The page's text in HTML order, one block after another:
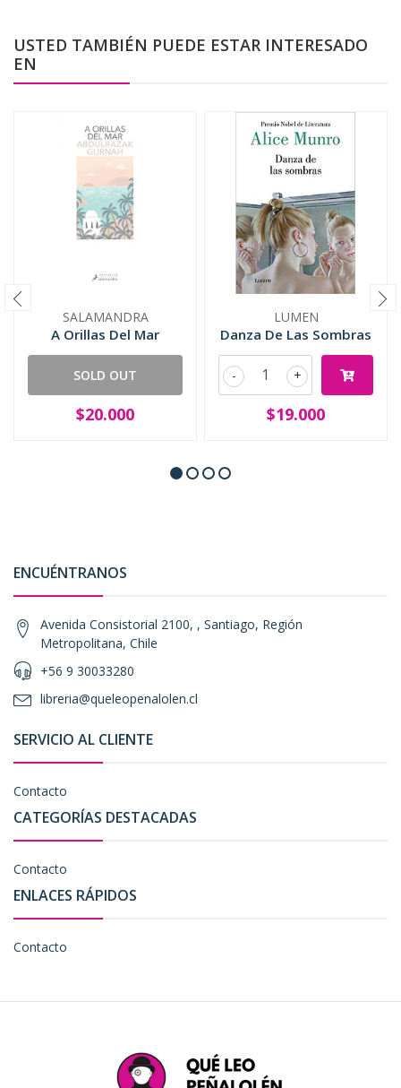
USTED TAMBIÉN PUEDE ESTAR INTERESADO
EN
SALAMANDRA
A Orillas Del Mar
SOLD OUT
$20.000
LUMEN
Danza De Las Sombras
+
-
$19.000
ENCUÉNTRANOS
Avenida Consistorial 2100, , Santiago, Región
Metropolitana, Chile
+56 9 30033280
libreria@queleopenalolen.cl
SERVICIO AL CLIENTE
Contacto
CATEGORÍAS DESTACADAS
Contacto
ENLACES RÁPIDOS
Contacto